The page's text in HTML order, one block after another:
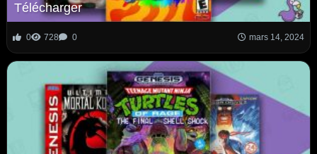
Télécharger
0 728 0 mars 14, 2024